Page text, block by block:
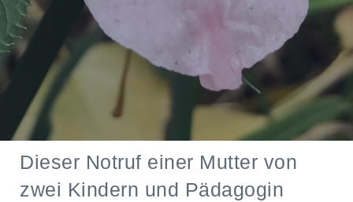
Dieser Notruf einer Mutter von
zwei Kindern und Pädagogin